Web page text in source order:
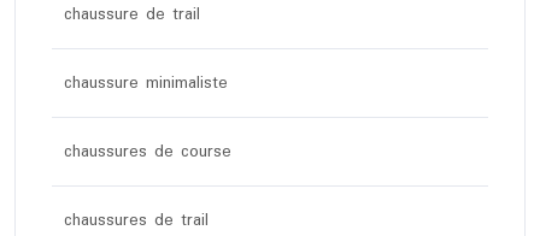
chaussure de trail
chaussure minimaliste
chaussures de course
chaussures de trail